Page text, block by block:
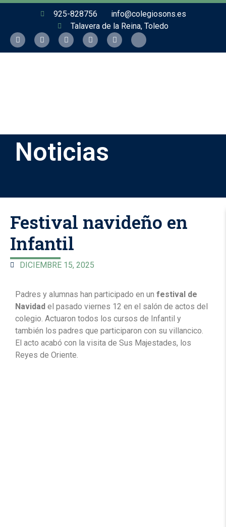
925-828756
info@colegiosons.es
Talavera de la Reina, Toledo
Noticias
Festival navideño en
Infantil
DICIEMBRE 15, 2025
Padres y alumnas han participado en un festival de
Navidad el pasado viernes 12 en el salón de actos del
colegio. Actuaron todos los cursos de Infantil y
también los padres que participaron con su villancico.
El acto acabó con la visita de Sus Majestades, los
Reyes de Oriente.